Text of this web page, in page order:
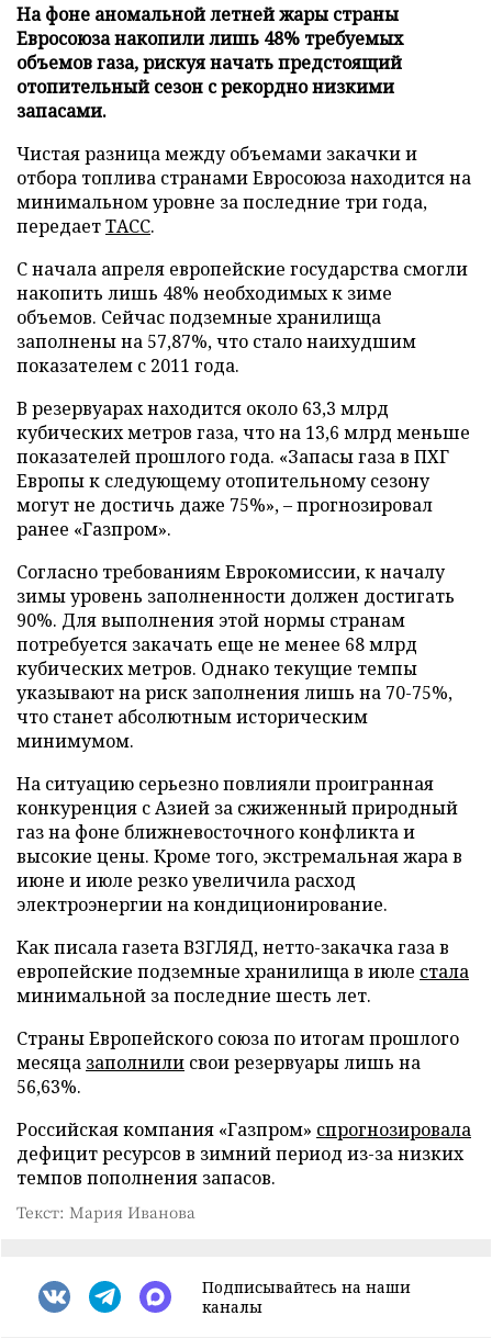
На фоне аномальной летней жары страны
Евросоюза накопили лишь 48% требуемых
объемов газа, рискуя начать предстоящий
отопительный сезон с рекордно низкими
запасами.
Чистая разница между объемами закачки и
отбора топлива странами Евросоюза находится на
минимальном уровне за последние три года,
передаетТАСС.
С начала апреля европейские государства смогли
накопить лишь 48% необходимых к зиме
объемов. Сейчас подземные хранилища
заполнены на 57,87%, что стало наихудшим
показателем с 2011 года.
В резервуарах находится около 63,3 млрд
кубических метров газа, что на 13,6 млрд меньше
показателей прошлого года. «Запасы газа в ПХГ
Европы к следующему отопительному сезону
могут не достичь даже 75%», – прогнозировал
ранее «Газпром».
Согласно требованиям Еврокомиссии, к началу
зимы уровень заполненности должен достигать
90%. Для выполнения этой нормы странам
потребуется закачать еще не менее 68 млрд
кубических метров. Однако текущие темпы
указывают на риск заполнения лишь на 70-75%,
что станет абсолютным историческим
минимумом.
На ситуацию серьезно повлияли проигранная
конкуренция с Азией за сжиженный природный
газ на фоне ближневосточного конфликта и
высокие цены. Кроме того, экстремальная жара в
июне и июле резко увеличила расход
электроэнергии на кондиционирование.
Как писала газета ВЗГЛЯД, нетто-закачка газа в
европейские подземные хранилища в июле стала
минимальной за последние шесть лет.
Страны Европейского союза по итогам прошлого
месяца заполнили свои резервуары лишь на
56,63%.
Российская компания «Газпром» спрогнозировала
дефицит ресурсов в зимний период из-за низких
темпов пополнения запасов.
Текст: Мария Иванова
Подписывайтесь на наши
каналы